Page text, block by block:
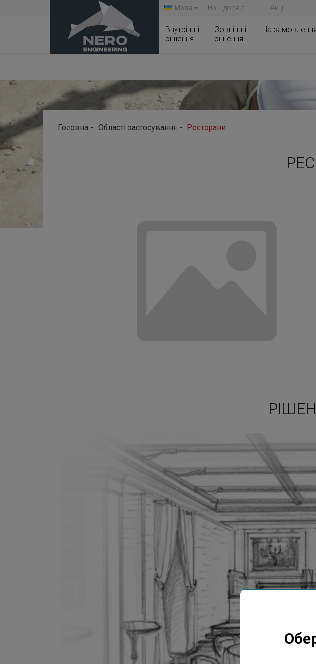
Мова Наш досвід Акції
Внутрішні
рішення
Зовнішні
рішення
На замовлення
Головна Області застосування Ресторани